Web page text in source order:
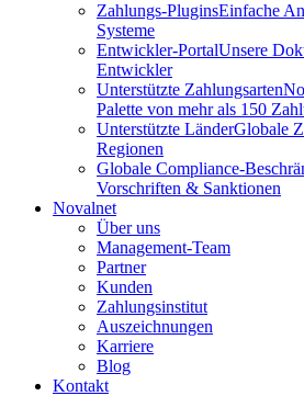
Zahlungs-PluginsEinfache
Systeme
Entwickler-PortalUnsere
Entwickler
Unterstützte Zahlungsarten
Palette von mehr als 150
Unterstützte LänderGlobale
Regionen
Globale Compliance-
Vorschriften & Sanktionen
Novalnet
Über uns
Management-Team
Partner
Kunden
Zahlungsinstitut
Auszeichnungen
Karriere
Blog
Kontakt